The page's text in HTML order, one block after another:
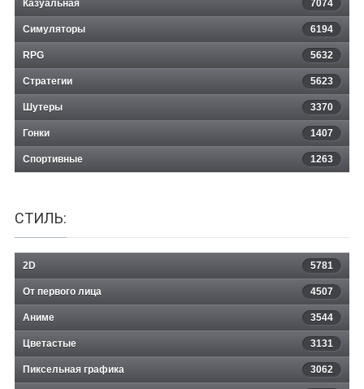
Казуальная 7074
Симуляторы 6194
RPG 5632
Стратегии 5623
Шутеры 3370
Гонки 1407
Спортивные 1263
СТИЛЬ:
2D 5781
От первого лица 4507
Аниме 3544
Цветастые 3131
Пиксельная графика 3062